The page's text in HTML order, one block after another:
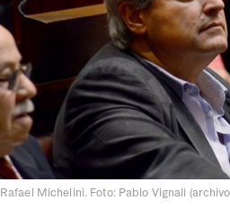
Rafael Michelini. Foto: Pablo Vignali